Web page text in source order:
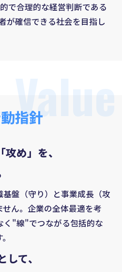
で合理的な経営判断である
が確信できる社会を目指し
Value
指針
め」を、
盤（守り）と事業成長（攻
せん。企業の全体最適を考
く"線"でつながる包括的な
て、